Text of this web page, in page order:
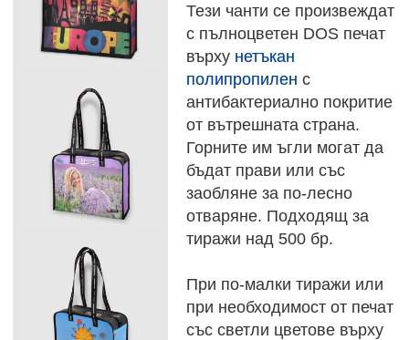
Тези чанти се произвеждат
с пълноцветен DOS печат
върху нетъкан
полипропилен с
антибактериално покритие
от вътрешната страна.
Горните им ъгли могат да
бъдат прави или със
заобляне за по-лесно
отваряне. Подходящ за
тиражи над 500 бр.
При по-малки тиражи или
при необходимост от печат
със светли цветове върху